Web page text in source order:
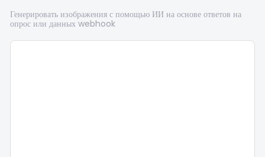
Генерировать изображения с помощью ИИ на основе ответов на
опрос или данных webhook